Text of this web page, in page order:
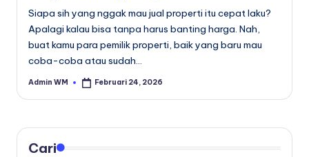
Siapa sih yang nggak mau jual properti itu cepat laku?
Apalagi kalau bisa tanpa harus banting harga. Nah,
buat kamu para pemilik properti, baik yang baru mau
coba-coba atau sudah…
Posted
Admin WM Februari 24, 2026
Cari